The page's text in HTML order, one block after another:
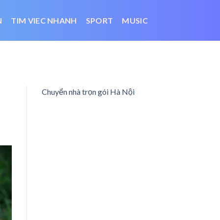
TIM VIEC NHANH SPORT MUSIC
Chuyển nhà trọn gói Hà Nội